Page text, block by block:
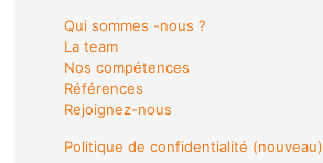
Qui sommes -nous ?
La team
Nos compétences
Références
Rejoignez-nous
Politique de confidentialité (nouveau)